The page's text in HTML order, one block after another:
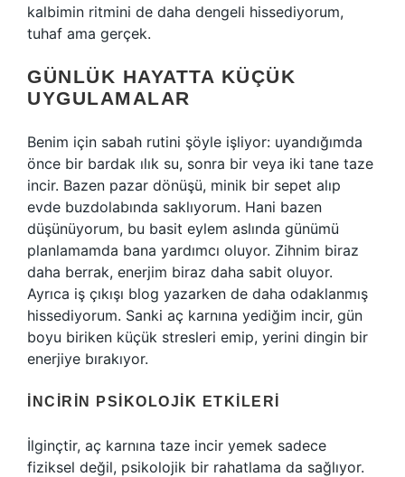
kalbimin ritmini de daha dengeli hissediyorum,
tuhaf ama gerçek.
GÜNLÜK HAYATTA KÜÇÜK
UYGULAMALAR
Benim için sabah rutini şöyle işliyor: uyandığımda
önce bir bardak ılık su, sonra bir veya iki tane taze
incir. Bazen pazar dönüşü, minik bir sepet alıp
evde buzdolabında saklıyorum. Hani bazen
düşünüyorum, bu basit eylem aslında günümü
planlamamda bana yardımcı oluyor. Zihnim biraz
daha berrak, enerjim biraz daha sabit oluyor.
Ayrıca iş çıkışı blog yazarken de daha odaklanmış
hissediyorum. Sanki aç karnına yediğim incir, gün
boyu biriken küçük stresleri emip, yerini dingin bir
enerjiye bırakıyor.
İNCIRIN PSIKOLOJIK ETKILERI
İlginçtir, aç karnına taze incir yemek sadece
fiziksel değil, psikolojik bir rahatlama da sağlıyor.